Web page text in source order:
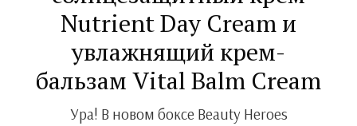
Nutrient Day Cream и
увлажнящий крем-
бальзам Vital Balm Cream
Ура! В новом боксе Beauty Heroes